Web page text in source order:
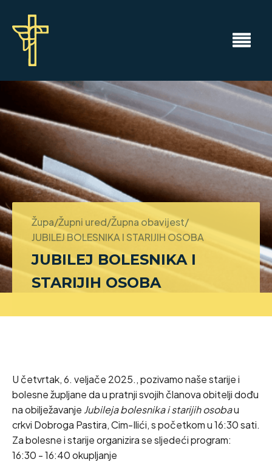
Župa/Župni ured/Župna obavijest/
JUBILEJ BOLESNIKA I STARIJIH OSOBA
JUBILEJ BOLESNIKA I
STARIJIH OSOBA
U četvrtak, 6. veljače 2025., pozivamo naše starije i
bolesne župljane da u pratnji svojih članova obitelji dođu
na obilježavanje Jubileja bolesnika i starijih osobau
crkvi Dobroga Pastira, Cim-Ilići, s početkom u 16:30 sati.
Za bolesne i starije organizira se sljedeći program:
16:30 - 16:40 okupljanje